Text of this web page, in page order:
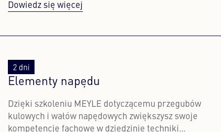
Dowiedz się więcej
2 dni
Elementy napędu
Dzięki szkoleniu MEYLE dotyczącemu przegubów
kulowych i wałów napędowych zwiększysz swoje
kompetencje fachowe w dziedzinie techniki